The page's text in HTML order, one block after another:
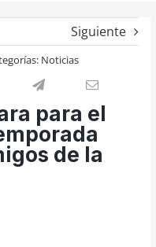
Siguiente
Noticias
para el
de la